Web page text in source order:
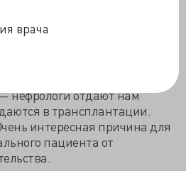
врача
органы в другие регионы,
вместо 250 пациентов
Коробка: «Неохотно наши
нефрологи отдают нам
в трансплантации.
интересная причина для
пациента от